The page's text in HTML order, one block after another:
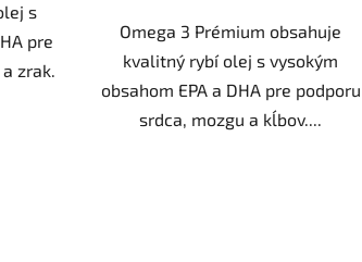
s
pre
zrak.
Omega 3 Prémium obsahuje
kvalitný rybí olej s vysokým
obsahom EPA a DHA pre podporu
srdca, mozgu a kĺbov....
Zľava-5%pre Vaše
zdravie...
Vyplňte Vašu e-mailovú adresu nižšie